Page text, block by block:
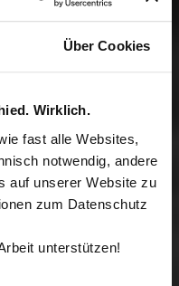
Über Cookies
Wirklich.
fast alle Websites,
notwendig, andere
auf unserer Website zu
zum Datenschutz
unterstützen!